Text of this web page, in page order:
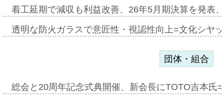
着工延期で減収も利益改善、26年5月期決算を発表
透明な防火ガラスで意匠性・視認性向上=文化シヤ
団体・組合
総会と20周年記念式典開催、新会長にTOTO吉本氏